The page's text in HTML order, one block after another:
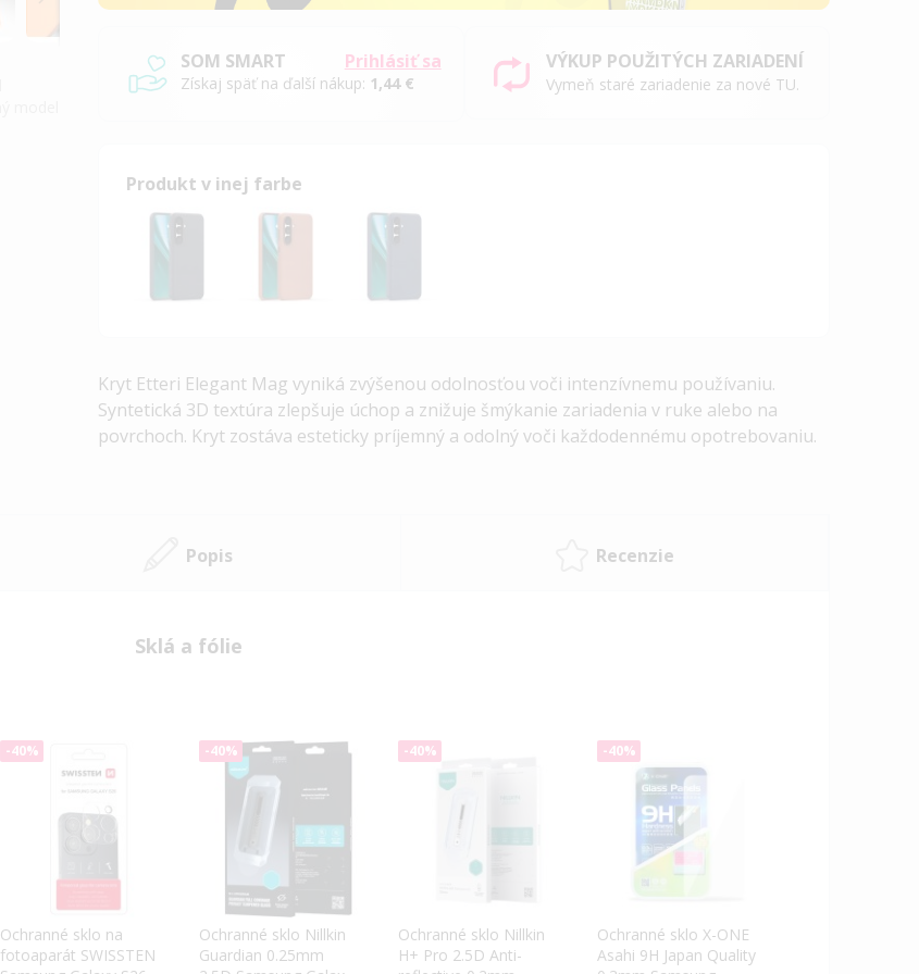
Prihlásiť sa
SOM SMART
Získaj späť na ďalší nákup: 1,44 €
VÝKUP POUŽITÝCH ZARIADENÍ
Vymeň staré zariadenie za nové TU.
Produkt v inej farbe
Kryt Etteri Elegant Mag vyniká zvýšenou odolnosťou voči intenzívnemu používaniu.
Syntetická 3D textúra zlepšuje úchop a znižuje šmýkanie zariadenia v ruke alebo na
povrchoch. Kryt zostáva esteticky príjemný a odolný voči každodennému opotrebovaniu.
Popis Recenzie
Sklá a fólie
-40%
Ochranné sklo na
fotoaparát SWISSTEN
-40%
Ochranné sklo Nillkin
Guardian 0.25mm
-40%
Ochranné sklo Nillkin
H+ Pro 2.5D Anti-
-40%
Ochranné sklo X-ONE
Asahi 9H Japan Quality